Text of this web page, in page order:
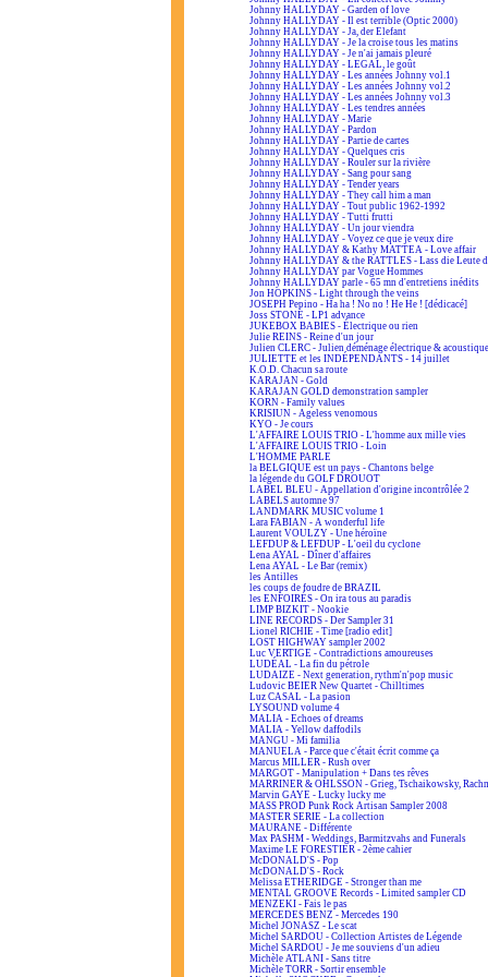
Johnny HALLYDAY - Garden of love
Johnny HALLYDAY - Il est terrible (Optic 2000)
Johnny HALLYDAY - Ja, der Elefant
Johnny HALLYDAY - Je la croise tous les matins
Johnny HALLYDAY - Je n'ai jamais pleuré
Johnny HALLYDAY - LEGAL, le goût
Johnny HALLYDAY - Les années Johnny vol.1
Johnny HALLYDAY - Les années Johnny vol.2
Johnny HALLYDAY - Les années Johnny vol.3
Johnny HALLYDAY - Les tendres années
Johnny HALLYDAY - Marie
Johnny HALLYDAY - Pardon
Johnny HALLYDAY - Partie de cartes
Johnny HALLYDAY - Quelques cris
Johnny HALLYDAY - Rouler sur la rivière
Johnny HALLYDAY - Sang pour sang
Johnny HALLYDAY - Tender years
Johnny HALLYDAY - They call him a man
Johnny HALLYDAY - Tout public 1962-1992
Johnny HALLYDAY - Tutti frutti
Johnny HALLYDAY - Un jour viendra
Johnny HALLYDAY - Voyez ce que je veux dire
Johnny HALLYDAY & Kathy MATTEA - Love affair
Johnny HALLYDAY & the RATTLES - Lass die Leute
Johnny HALLYDAY par Vogue Hommes
Johnny HALLYDAY parle - 65 mn d'entretiens inédits
Jon HOPKINS - Light through the veins
JOSEPH Pepino - Ha ha ! No no ! He He ! [dédicacé]
Joss STONE - LP1 advance
JUKEBOX BABIES - Électrique ou rien
Julie REINS - Reine d'un jour
Julien CLERC - Julien déménage électrique & acoustique
JULIETTE et les INDÉPENDANTS - 14 juillet
K.O.D. Chacun sa route
KARAJAN - Gold
KARAJAN GOLD demonstration sampler
KORN - Family values
KRISIUN - Ageless venomous
KYO - Je cours
L'AFFAIRE LOUIS TRIO - L'homme aux mille vies
L'AFFAIRE LOUIS TRIO - Loin
L'HOMME PARLE
la BELGIQUE est un pays - Chantons belge
la légende du GOLF DROUOT
LABEL BLEU - Appellation d'origine incontrôlée 2
LABELS automne 97
LANDMARK MUSIC volume 1
Lara FABIAN - A wonderful life
Laurent VOULZY - Une héroïne
LEFDUP & LEFDUP - L'oeil du cyclone
Lena AYAL - Dîner d'affaires
Lena AYAL - Le Bar (remix)
les Antilles
les coups de foudre de BRAZIL
les ENFOIRÉS - On ira tous au paradis
LIMP BIZKIT - Nookie
LINE RECORDS - Der Sampler 31
Lionel RICHIE - Time [radio edit]
LOST HIGHWAY sampler 2002
Luc VERTIGE - Contradictions amoureuses
LUDÉAL - La fin du pétrole
LUDAIZE - Next generation, rythm'n'pop music
Ludovic BEIER New Quartet - Chilltimes
Luz CASAL - La pasion
LYSOUND volume 4
MALIA - Echoes of dreams
MALIA - Yellow daffodils
MANGU - Mi familia
MANUELA - Parce que c'était écrit comme ça
Marcus MILLER - Rush over
MARGOT - Manipulation + Dans tes rêves
MARRINER & OHLSSON - Grieg, Tschaikowsky,
Marvin GAYE - Lucky lucky me
MASS PROD Punk Rock Artisan Sampler 2008
MASTER SERIE - La collection
MAURANE - Différente
Max PASHM - Weddings, Barmitzvahs and Funerals
Maxime LE FORESTIER - 2ème cahier
McDONALD'S - Pop
McDONALD'S - Rock
Melissa ETHERIDGE - Stronger than me
MENTAL GROOVE Records - Limited sampler CD
MENZEKI - Fais le pas
MERCEDES BENZ - Mercedes 190
Michel JONASZ - Le scat
Michel SARDOU - Collection Artistes de Légende
Michel SARDOU - Je me souviens d'un adieu
Michèle ATLANI - Sans titre
Michèle TORR - Sortir ensemble